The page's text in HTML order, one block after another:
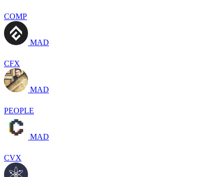
COMP
MAD
CFX
MAD
PEOPLE
MAD
CVX